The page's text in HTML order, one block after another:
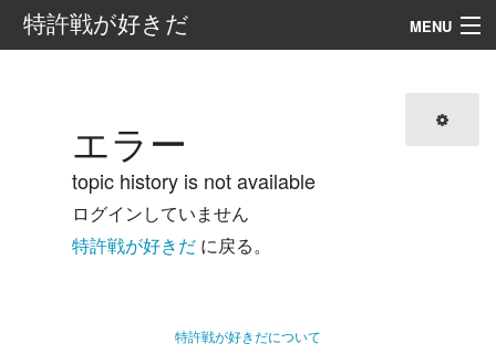
特許戦が好きだ MENU
外部リンク
検索
エラー
topic history is not available
ログインしていません
特許戦が好きだ に戻る。
特許戦が好きだについて